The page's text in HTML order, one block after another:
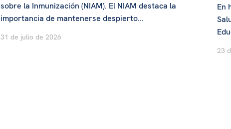
sobre la Inmunización (NIAM). El NIAM destaca la
importancia de mantenerse despierto...
31 de julio de 2026
En
23